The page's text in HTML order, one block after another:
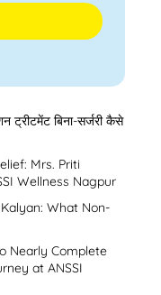
ट्रीटमेंट बिना-सर्जरी कैसे
Mrs. Priti
Wellness Nagpur
What Non-
Nearly Complete
at ANSSI